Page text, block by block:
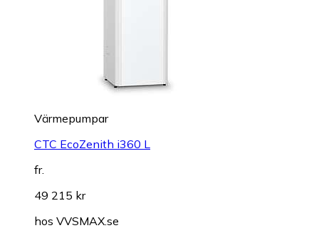
Värmepumpar
CTC EcoZenith i360 L
fr.
49 215 kr
hos VVSMAX.se